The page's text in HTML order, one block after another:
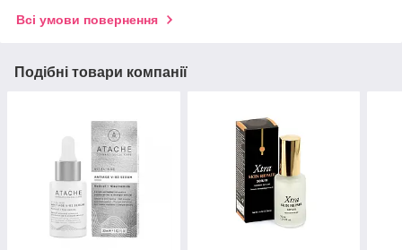
Всі умови повернення
Подібні товари компанії